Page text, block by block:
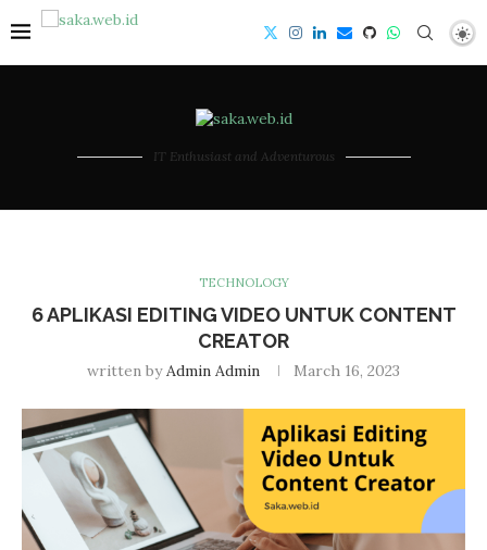
IT Enthusiast and Adventurous
TECHNOLOGY
6 APLIKASI EDITING VIDEO UNTUK CONTENT
CREATOR
written byAdmin Admin March 16, 2023